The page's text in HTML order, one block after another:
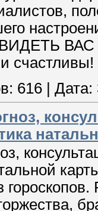
счастливы!
616 Дата: